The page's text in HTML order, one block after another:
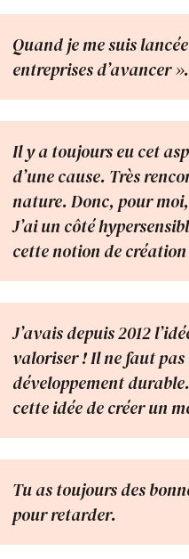
Quand je me suis
entreprises d’avancer ».
Il y a toujours eu cet
d’une cause. Très
nature. Donc, pour
J’ai un côté
cette notion de
J’avais depuis 2012
valoriser ! Il ne faut
développement
cette idée de créer un
Tu as toujours des
pour retarder.